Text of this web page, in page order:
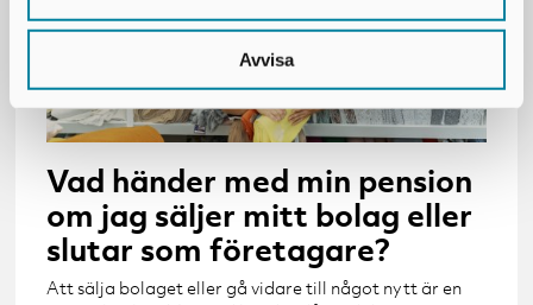
Avvisa
Vad händer med min pension
om jag säljer mitt bolag eller
slutar som företagare?
Att sälja bolaget eller gå vidare till något nytt är en